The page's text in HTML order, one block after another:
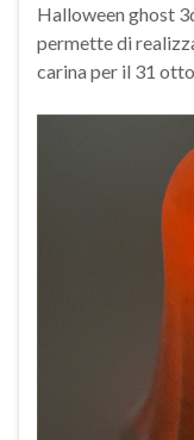
Halloween ghost
permette di
carina per il 31